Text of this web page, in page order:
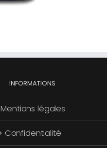
INFORMATIONS
Mentions légales
Confidentialité